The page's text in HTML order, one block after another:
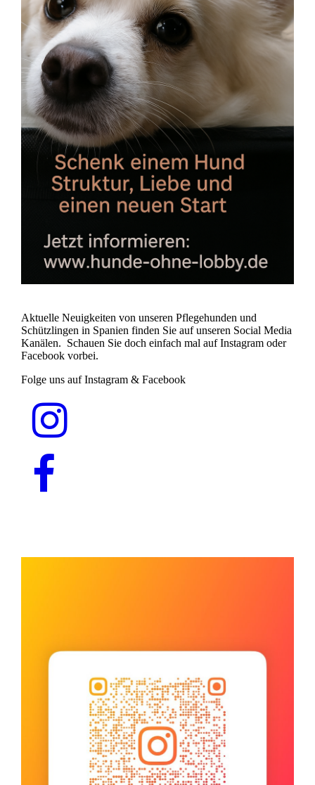
Aktuelle Neuigkeiten von unseren Pflegehunden und
Schützlingen in Spanien finden Sie auf unseren Social Media
Kanälen. Schauen Sie doch einfach mal auf Instagram oder
Facebook vorbei.
Folge uns auf Instagram & Facebook